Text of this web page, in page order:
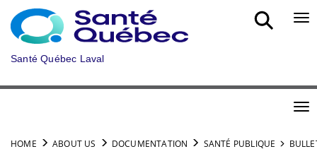
Skip to main content
Santé Québec Laval
HOME ABOUT US DOCUMENTATION SANTÉ PUBLIQUE